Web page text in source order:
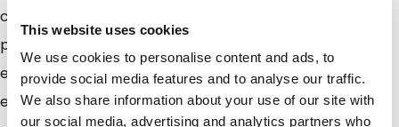
This website uses cookies
We use cookies to personalise content and ads, to
provide social media features and to analyse our traffic.
We also share information about your use of our site with
our social media, advertising and analytics partners who
cosmétiques, magazines, bijoux, etc). Très sollicités
par les boutiques en ligne, ces emballages qualitatifs
et esthétiques assurent une bonne protection des
envois et de ce fait garantissent la satisfaction de la